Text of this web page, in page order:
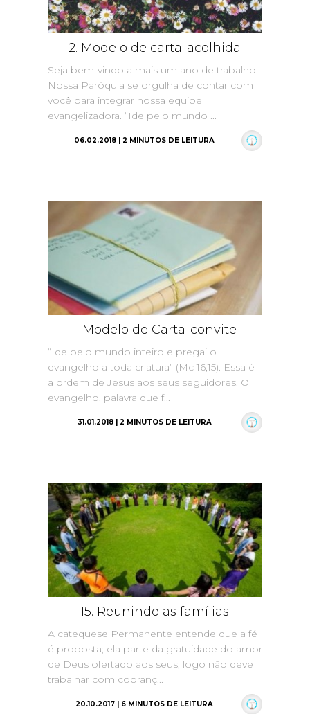
2. Modelo de carta-acolhida
Seja bem-vindo a mais um ano de trabalho.
Nossa Paróquia se orgulha de contar com
você para integrar nossa equipe
evangelizadora. “Ide pelo mundo ...
06.02.2018 | 2 MINUTOS DE LEITURA
1. Modelo de Carta-convite
“Ide pelo mundo inteiro e pregai o
evangelho a toda criatura” (Mc 16,15). Essa é
a ordem de Jesus aos seus seguidores. O
evangelho, palavra que f...
31.01.2018 | 2 MINUTOS DE LEITURA
15. Reunindo as famílias
A catequese Permanente entende que a fé
é proposta; ela parte da gratuidade do amor
de Deus ofertado aos seus, logo não deve
trabalhar com cobranç...
20.10.2017 | 6 MINUTOS DE LEITURA